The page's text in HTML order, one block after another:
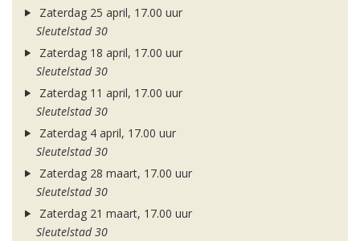
Zaterdag 25 april, 17.00 uur
Sleutelstad 30
Zaterdag 18 april, 17.00 uur
Sleutelstad 30
Zaterdag 11 april, 17.00 uur
Sleutelstad 30
Zaterdag 4 april, 17.00 uur
Sleutelstad 30
Zaterdag 28 maart, 17.00 uur
Sleutelstad 30
Zaterdag 21 maart, 17.00 uur
Sleutelstad 30